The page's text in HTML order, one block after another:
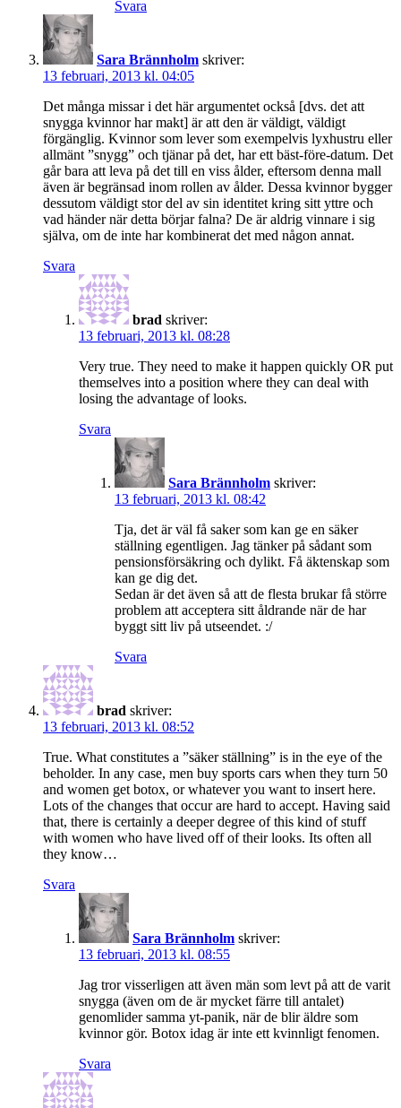
Svara
Sara Brännholm skriver:
13 februari, 2013 kl. 04:05
Det många missar i det här argumentet också [dvs. det att
snygga kvinnor har makt] är att den är väldigt, väldigt
förgänglig. Kvinnor som lever som exempelvis lyxhustru eller
allmänt ”snygg” och tjänar på det, har ett bäst-före-datum. Det
går bara att leva på det till en viss ålder, eftersom denna mall
även är begränsad inom rollen av ålder. Dessa kvinnor bygger
dessutom väldigt stor del av sin identitet kring sitt yttre och
vad händer när detta börjar falna? De är aldrig vinnare i sig
själva, om de inte har kombinerat det med någon annat.
Svara
brad skriver:
13 februari, 2013 kl. 08:28
Very true. They need to make it happen quickly OR put
themselves into a position where they can deal with
losing the advantage of looks.
Svara
Sara Brännholm skriver:
13 februari, 2013 kl. 08:42
Tja, det är väl få saker som kan ge en säker
ställning egentligen. Jag tänker på sådant som
pensionsförsäkring och dylikt. Få äktenskap som
kan ge dig det.
Sedan är det även så att de flesta brukar få större
problem att acceptera sitt åldrande när de har
byggt sitt liv på utseendet. :/
Svara
brad skriver:
13 februari, 2013 kl. 08:52
True. What constitutes a ”säker ställning” is in the eye of the
beholder. In any case, men buy sports cars when they turn 50
and women get botox, or whatever you want to insert here.
Lots of the changes that occur are hard to accept. Having said
that, there is certainly a deeper degree of this kind of stuff
with women who have lived off of their looks. Its often all
they know…
Svara
Sara Brännholm skriver:
13 februari, 2013 kl. 08:55
Jag tror visserligen att även män som levt på att de varit
snygga (även om de är mycket färre till antalet)
genomlider samma yt-panik, när de blir äldre som
kvinnor gör. Botox idag är inte ett kvinnligt fenomen.
Svara